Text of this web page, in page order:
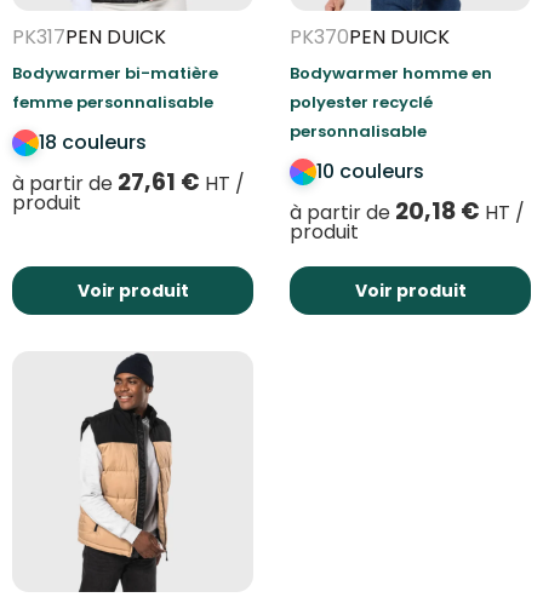
PK317PEN DUICK
Bodywarmer bi-matière
femme personnalisable
18 couleurs
à partir de 27,61 € HT /
produit
Voir produit
PK370PEN DUICK
Bodywarmer homme en
polyester recyclé
personnalisable
10 couleurs
à partir de 20,18€ HT /
produit
Voir produit